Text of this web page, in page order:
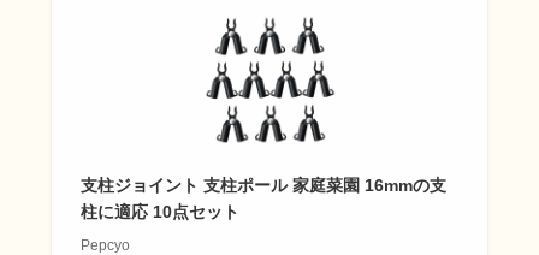
支柱ジョイント 支柱ポール 家庭菜園 16mmの支
柱に適応 10点セット
Pepcyo